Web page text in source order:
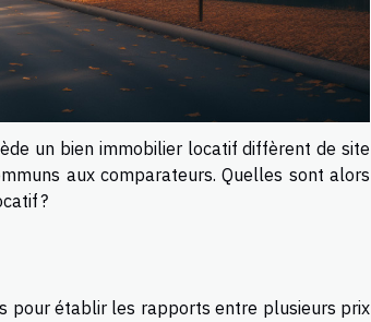
un bien immobilier locatif diffèrent de site
aux comparateurs. Quelles sont alors
?
pour établir les rapports entre plusieurs prix